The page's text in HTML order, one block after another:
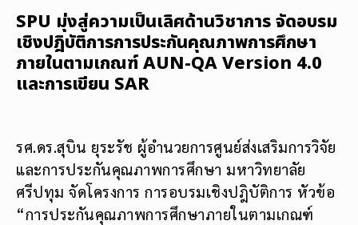
SPU มุ่งสู่ความเป็นเลิศด้านวิชาการ จัดอบรม
เชิงปฎิบัติการการประกันคุณภาพการศึกษา
ภายในตามเกณฑ์ AUN-QA Version 4.0
และการเขียน SAR
รศ.ดร.สุบิน ยุระรัช ผู้อำนวยการศูนย์ส่งเสริมการวิจัย
และการประกันคุณภาพการศึกษา มหาวิทยาลัย
ศรีปทุม จัดโครงการ การอบรมเชิงปฎิบัติการ หัวข้อ
“การประกันคุณภาพการศึกษาภายในตามเกณฑ์